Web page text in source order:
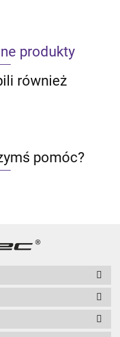
produkty
również
pomóc?